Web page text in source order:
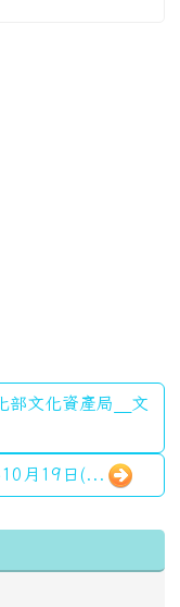
部文化資產局＿文
月19日(...